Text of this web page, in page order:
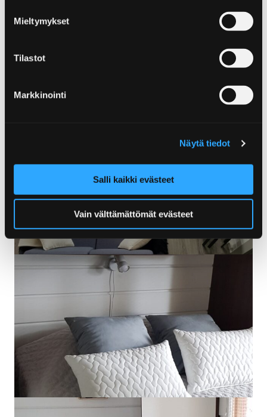
Mieltymykset
Tilastot
Markkinointi
Näytä tiedot
Salli kaikki evästeet
Vain välttämättömät evästeet